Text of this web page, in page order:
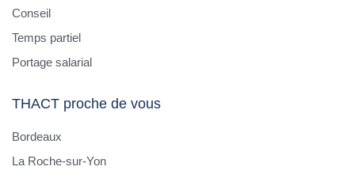
Conseil
Temps partiel
Portage salarial
THACT proche de vous
Bordeaux
La Roche-sur-Yon